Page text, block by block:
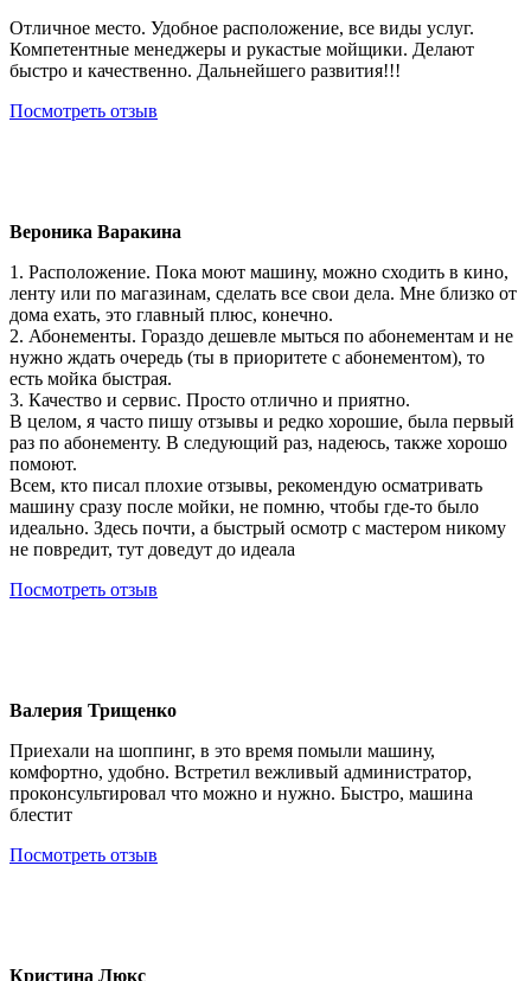
Отличное место. Удобное расположение, все виды услуг.
Компетентные менеджеры и рукастые мойщики. Делают
быстро и качественно. Дальнейшего развития!!!
Посмотреть отзыв
Вероника Варакина
1. Расположение. Пока моют машину, можно сходить в кино,
ленту или по магазинам, сделать все свои дела. Мне близко от
дома ехать, это главный плюс, конечно.
2. Абонементы. Гораздо дешевле мыться по абонементам и не
нужно ждать очередь (ты в приоритете с абонементом), то
есть мойка быстрая.
3. Качество и сервис. Просто отлично и приятно.
В целом, я часто пишу отзывы и редко хорошие, была первый
раз по абонементу. В следующий раз, надеюсь, также хорошо
помоют.
Всем, кто писал плохие отзывы, рекомендую осматривать
машину сразу после мойки, не помню, чтобы где-то было
идеально. Здесь почти, а быстрый осмотр с мастером никому
не повредит, тут доведут до идеала
Посмотреть отзыв
Валерия Трищенко
Приехали на шоппинг, в это время помыли машину,
комфортно, удобно. Встретил вежливый администратор,
проконсультировал что можно и нужно. Быстро, машина
блестит
Посмотреть отзыв
Кристина Люкс